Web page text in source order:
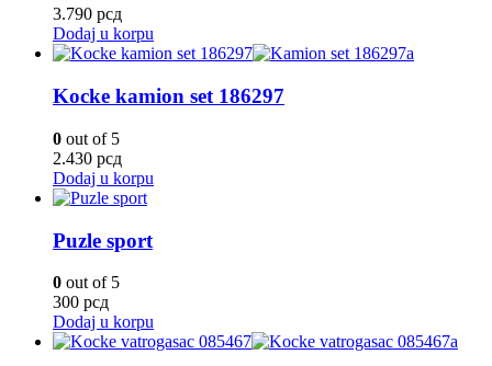
3.790 рсд
Dodaj u korpu
Kocke kamion set 186297
0 out of 5
2.430 рсд
Dodaj u korpu
Puzle sport
0 out of 5
300 рсд
Dodaj u korpu